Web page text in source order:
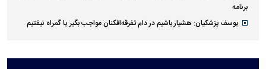
برنامه
یوسف پزشکیان: هشیار باشیم در دام تفرقه‌افکنان مواجب بگیر یا گمراه نیفتیم